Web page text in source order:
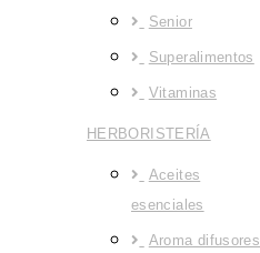
Senior
Superalimentos
Vitaminas
HERBORISTERÍA
Aceites
esenciales
Aroma difusores